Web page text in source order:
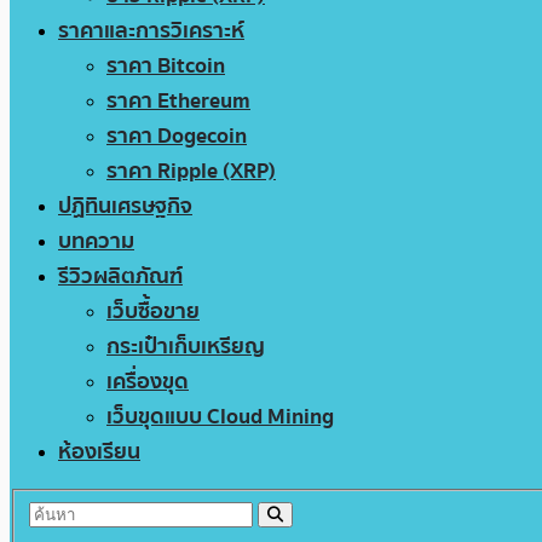
ราคาและการวิเคราะห์
ราคา Bitcoin
ราคา Ethereum
ราคา Dogecoin
ราคา Ripple (XRP)
ปฏิทินเศรษฐกิจ
บทความ
รีวิวผลิตภัณฑ์
เว็บซื้อขาย
กระเป๋าเก็บเหรียญ
เครื่องขุด
เว็บขุดแบบ Cloud Mining
ห้องเรียน